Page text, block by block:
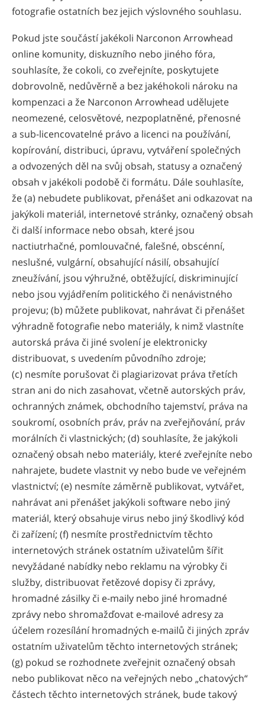
fotografie ostatních bez jejich výslovného souhlasu.
Pokud jste součástí jakékoli Narconon Arrowhead
online komunity, diskuzního nebo jiného fóra,
souhlasíte, že cokoli, co zveřejníte, poskytujete
dobrovolně, nedůvěrně a bez jakéhokoli nároku na
kompenzaci a že Narconon Arrowhead udělujete
neomezené, celosvětové, nezpoplatněné, přenosné
a sub-licencovatelné právo a licenci na používání,
kopírování, distribuci, úpravu, vytváření společných
a odvozených děl na svůj obsah, statusy a označený
obsah v jakékoli podobě či formátu. Dále souhlasíte,
že (a) nebudete publikovat, přenášet ani odkazovat na
jakýkoli materiál, internetové stránky, označený obsah
či další informace nebo obsah, které jsou
nactiutrhačné, pomlouvačné, falešné, obscénní,
neslušné, vulgární, obsahující násilí, obsahující
zneužívání, jsou výhružné, obtěžující, diskriminující
nebo jsou vyjádřením politického či nenávistného
projevu; (b) můžete publikovat, nahrávat či přenášet
výhradně fotografie nebo materiály, k nimž vlastníte
autorská práva či jiné svolení je elektronicky
distribuovat, s uvedením původního zdroje;
(c) nesmíte porušovat či plagiarizovat práva třetích
stran ani do nich zasahovat, včetně autorských práv,
ochranných známek, obchodního tajemství, práva na
soukromí, osobních práv, práv na zveřejňování, práv
morálních či vlastnických; (d) souhlasíte, že jakýkoli
označený obsah nebo materiály, které zveřejníte nebo
nahrajete, budete vlastnit vy nebo bude ve veřejném
vlastnictví; (e) nesmíte záměrně publikovat, vytvářet,
nahrávat ani přenášet jakýkoli software nebo jiný
materiál, který obsahuje virus nebo jiný škodlivý kód
či zařízení; (f) nesmíte prostřednictvím těchto
internetových stránek ostatním uživatelům šířit
nevyžádané nabídky nebo reklamu na výrobky či
služby, distribuovat řetězové dopisy či zprávy,
hromadné zásilky či e-maily nebo jiné hromadné
zprávy nebo shromažďovat e-mailové adresy za
účelem rozesílání hromadných e-mailů či jiných zpráv
ostatním uživatelům těchto internetových stránek;
(g) pokud se rozhodnete zveřejnit označený obsah
nebo publikovat něco na veřejných nebo „chatových“
částech těchto internetových stránek, bude takový